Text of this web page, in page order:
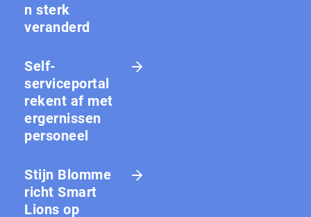
n sterk
veranderd
Self-
serviceportal
rekent af met
ergernissen
personeel
Stijn Blomme
richt Smart
Lions op